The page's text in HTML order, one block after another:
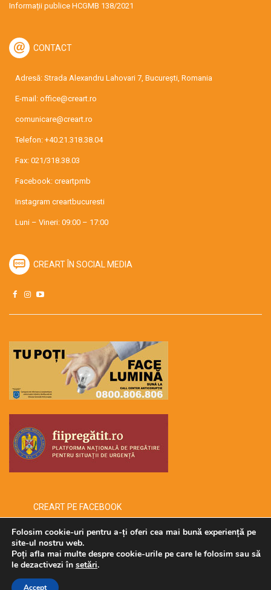
Informații publice HCGMB 138/2021
CONTACT
Adresă: Strada Alexandru Lahovari 7, București, Romania
E-mail: office@creart.ro
comunicare@creart.ro
Telefon: +40.21.318.38.04
Fax: 021/318.38.03
Facebook: creartpmb
Instagram creartbucuresti
Luni – Vineri: 09:00 – 17:00
CREART ÎN SOCIAL MEDIA
CREART PE FACEBOOK
Copyright © 2026 -creart-
Folosim cookie-uri pentru a-ți oferi cea mai bună experiență pe
site-ul nostru web.
Poți afla mai multe despre cookie-urile pe care le folosim sau să
le dezactivezi în setări.
Accept